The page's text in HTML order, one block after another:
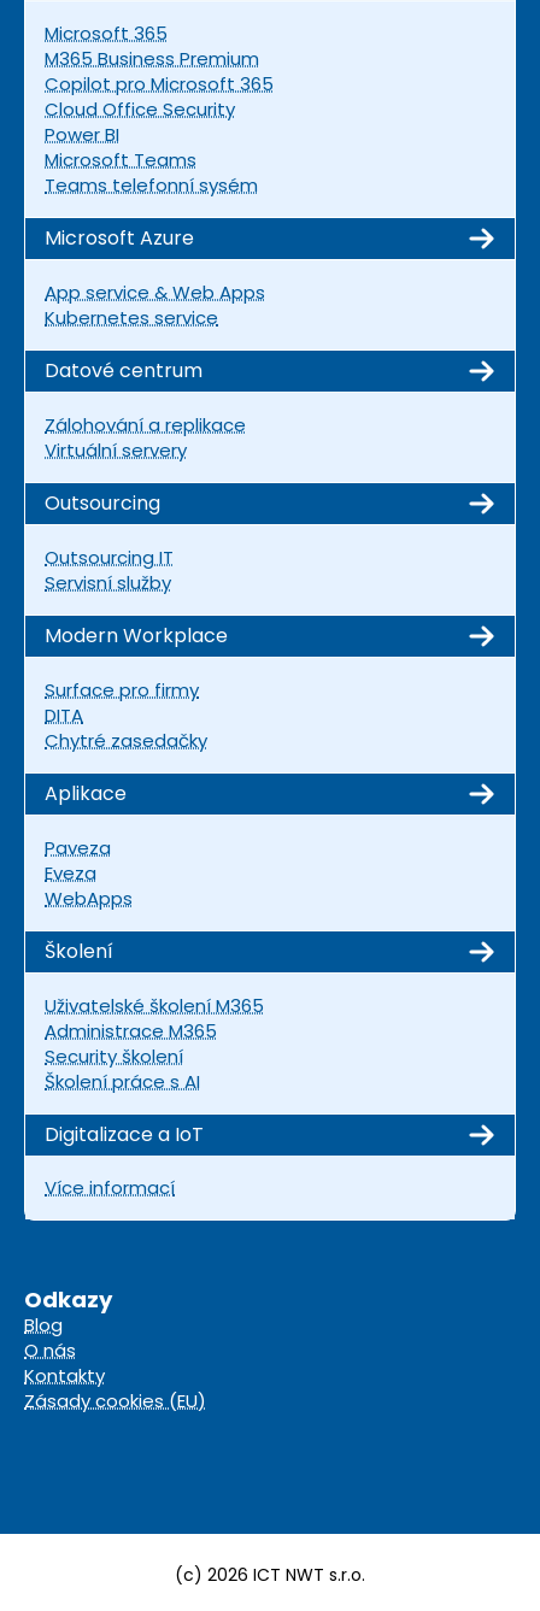
Microsoft 365
M365 Business Premium
Copilot pro Microsoft 365
Cloud Office Security
Power BI
Microsoft Teams
Teams telefonní sysém
Microsoft Azure
App service & Web Apps
Kubernetes service
Datové centrum
Zálohování a replikace
Virtuální servery
Outsourcing
Outsourcing IT
Servisní služby
Modern Workplace
Surface pro firmy
DITA
Chytré zasedačky
Aplikace
Paveza
Eveza
WebApps
Školení
Uživatelské školení M365
Administrace M365
Security školení
Školení práce s AI
Digitalizace a IoT
Více informací
Odkazy
Blog
O nás
Kontakty
Zásady cookies (EU)
(c) 2026 ICT NWT s.r.o.